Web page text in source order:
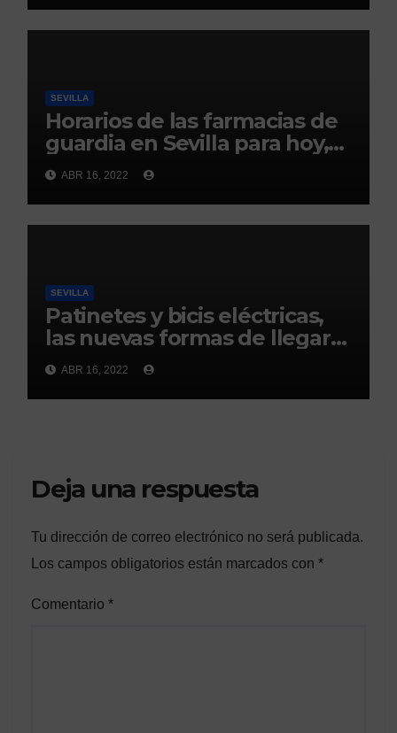
de Sevilla
SEVILLA
Horarios de las farmacias de
guardia en Sevilla para hoy,
16 de abril
ABR 16, 2022
SEVILLA
Patinetes y bicis eléctricas,
las nuevas formas de llegar
este año a la Feria de Abril de
Sevilla 2022
ABR 16, 2022
Deja una respuesta
Tu dirección de correo electrónico no será publicada.
Los campos obligatorios están marcados con *
Comentario *